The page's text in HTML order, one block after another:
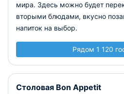
мира. Здесь можно будет
вторыми блюдами, вкусно
напиток на выбор.
Рядом 1 120
Столовая Bon Appetit